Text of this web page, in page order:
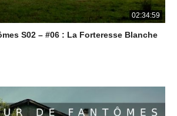
02:34:59
S02 – #06 : La Forteresse Blanche